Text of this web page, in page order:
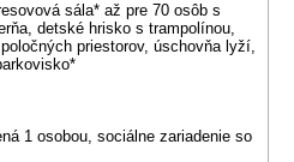
sála* až pre 70 osôb s
detské hrisko s trampolínou,
priestorov, úschovňa lyží,
1 osobou, sociálne zariadenie so